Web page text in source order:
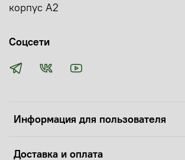
Информация для пользователя
Доставка и оплата
корпус А2
Соцсети